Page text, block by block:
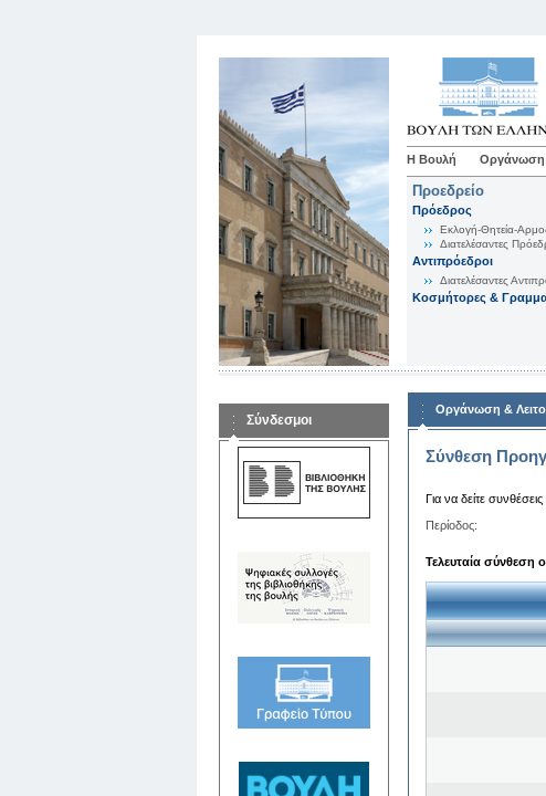
Η Βουλή Οργάνωση
Προεδρείο
Πρόεδρος
Εκλογή-Θητεία-
Διατελέσαντες
Αντιπρόεδροι
Διατελέσαντες
Κοσμήτορες &
Σύνδεσμοι
Οργάνωση &
Σύνθεση
Για να δείτε
Περίοδος:
Τελευταία σύνθεση